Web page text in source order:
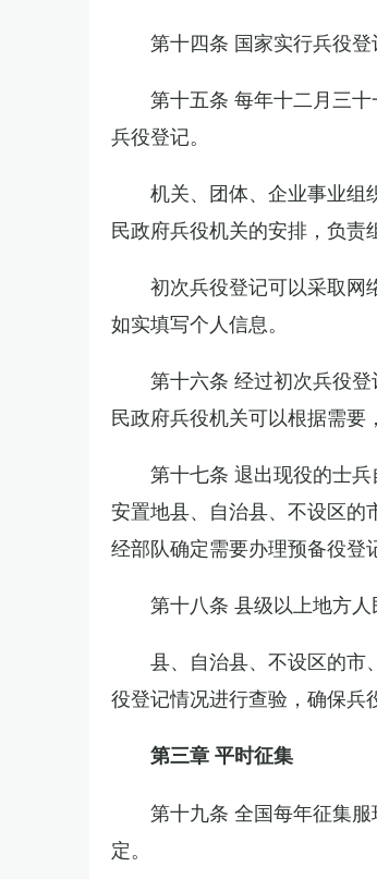
第十四条 国家实行兵役
第十五条 每年十二月三
兵役登记。
机关、团体、企业事业组
民政府兵役机关的安排，负责
初次兵役登记可以采取网
如实填写个人信息。
第十六条 经过初次兵役
民政府兵役机关可以根据需要
第十七条 退出现役的士
安置地县、自治县、不设区的
经部队确定需要办理预备役登
第十八条 县级以上地方人
县、自治县、不设区的市
役登记情况进行查验，确保兵
第三章 平时征集
第十九条 全国每年征集
定。